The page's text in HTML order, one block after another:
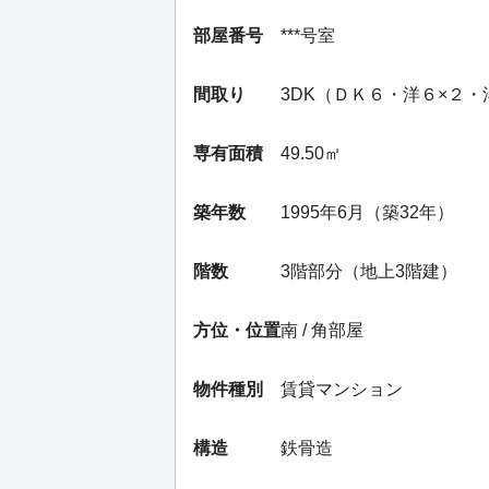
部屋番号 ***号室
間取り 3DK（ＤＫ６・洋６×２・
専有面積 49.50㎡
築年数 1995年6月（築32年）
階数 3階部分（地上3階建）
方位・位置南 / 角部屋
物件種別 賃貸マンション
構造 鉄骨造